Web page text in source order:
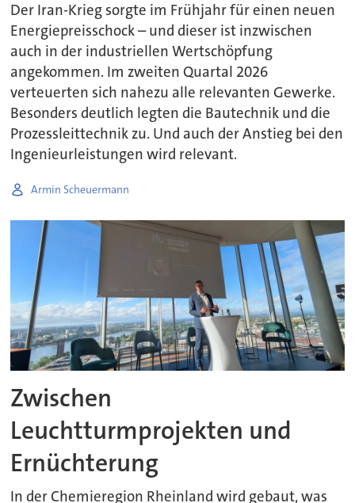
Der Iran-Krieg sorgte im Frühjahr für einen neuen
Energiepreisschock – und dieser ist inzwischen
auch in der industriellen Wertschöpfung
angekommen. Im zweiten Quartal 2026
verteuerten sich nahezu alle relevanten Gewerke.
Besonders deutlich legten die Bautechnik und die
Prozessleittechnik zu. Und auch der Anstieg bei den
Ingenieurleistungen wird relevant.
Armin Scheuermann
Zwischen
Leuchtturmprojekten und
Ernüchterung
In der Chemieregion Rheinland wird gebaut, was